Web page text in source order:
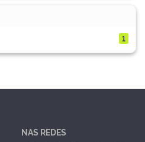
1
NAS REDES